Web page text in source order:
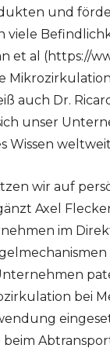
und
viele
et al (https://
auch Dr.
unser
Wissen
wir auf
Axel
im
bei
beim